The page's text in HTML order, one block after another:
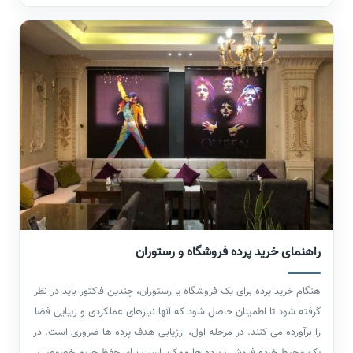
باشد.برای چاپ انواع پرده محدودیت خاصی وجود ندارد و با انتخاب طرح
و سایز پرده چاپ مورد نظر انجام می شود. چاپ پرده شامل استفاده از
فناوری چاپ دیجیتال برای اعمال مستقیم طرح ها، الگوها یا تصاویر
مختلف بر روی پارچه پرده است. این فرآیند امکان سفارشی‌سازی بالا را
فراهم کرده و افراد قادرند تا طرح‌های دلخواه و شخصی‌شده را برای
پرده‌های خود انتخاب کنند.
راهنمای خرید پرده فروشگاه و رستوران
هنگام خرید پرده برای یک فروشگاه یا رستوران، چندین فاکتور باید در نظر
گرفته شود تا اطمینان حاصل شود که آنها نیازهای عملکردی و زیبایی فضا
را برآورده می کنند. در مرحله اول، ارزیابی هدف پرده ها ضروری است. در